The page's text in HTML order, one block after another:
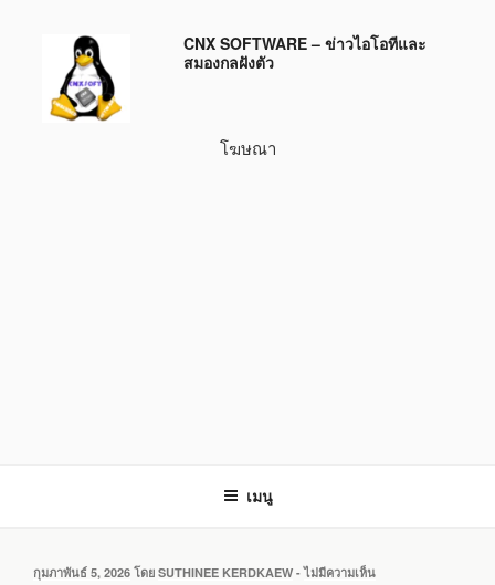
บทความ
CNX SOFTWARE – ข่าวไอโอทีและ
สมองกลฝังตัว
โฆษณา
เมนู
เขียน
กุมภาพันธ์ 5, 2026 โดย SUTHINEE KERDKAEW -ไม่มีความเห็น